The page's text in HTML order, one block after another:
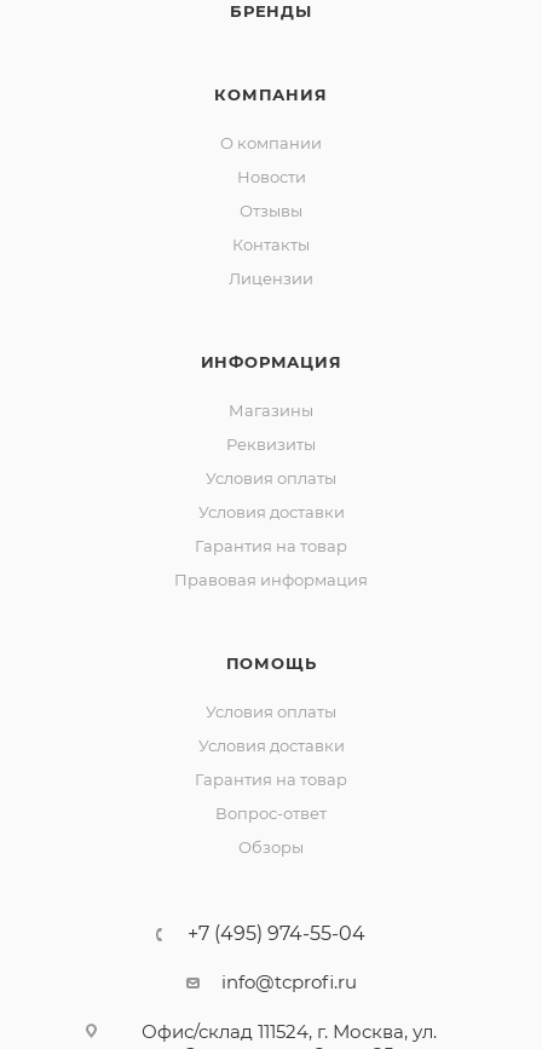
БРЕНДЫ
КОМПАНИЯ
О компании
Новости
Отзывы
Контакты
Лицензии
ИНФОРМАЦИЯ
Магазины
Реквизиты
Условия оплаты
Условия доставки
Гарантия на товар
Правовая информация
ПОМОЩЬ
Условия оплаты
Условия доставки
Гарантия на товар
Вопрос-ответ
Обзоры
+7 (495) 974-55-04
info@tcprofi.ru
Офис/склад 111524, г. Москва, ул.